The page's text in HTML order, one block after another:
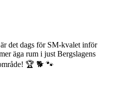
det dags för SM-kvalet inför
äga rum i just Bergslagens
🏆 🐕 🐾